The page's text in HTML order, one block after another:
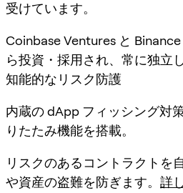
受けています。
Coinbase Ventures と
ら投資・採用され、常に独立
知能的なリスク防護
内蔵の dApp フィッシング対
りたたみ機能を搭載。
リスクのあるコントラクトを
や資産の盗難を防ぎます。 詳